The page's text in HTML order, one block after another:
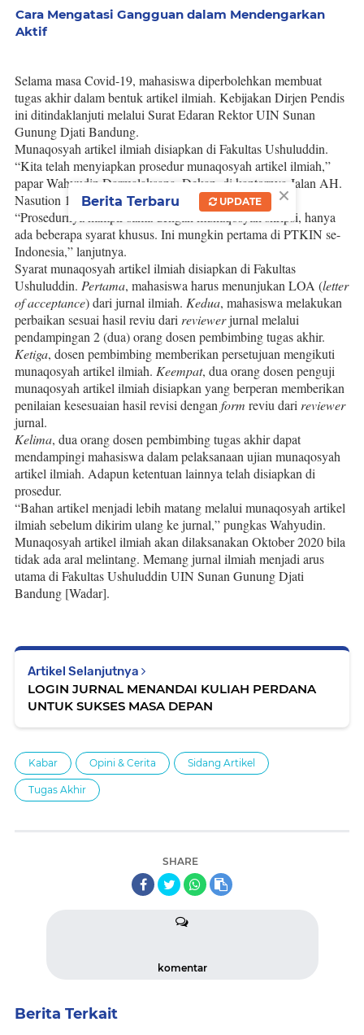
Cara Mengatasi Gangguan dalam Mendengarkan
Aktif
Selama masa Covid-19, mahasiswa diperbolehkan membuat
tugas akhir dalam bentuk artikel ilmiah. Kebijakan Dirjen Pendis
ini ditindaklanjuti melalui Surat Edaran Rektor UIN Sunan
Gunung Djati Bandung.
Munaqosyah artikel ilmiah disiapkan di Fakultas Ushuluddin.
“Kita telah menyiapkan prosedur munaqosyah artikel ilmiah,”
papar Wahyudin Darmalaksana, Dekan, di kantornya Jalan AH.
Nasution 105 Bandung, Jum’at, 25 September 2020.
“Prosedurnya hampir sama dengan munaqosyah skripsi, hanya
ada beberapa syarat khusus. Ini mungkin pertama di PTKIN se-
Indonesia,” lanjutnya.
Syarat munaqosyah artikel ilmiah disiapkan di Fakultas
Ushuluddin. Pertama, mahasiswa harus menunjukan LOA (letter
of acceptance) dari jurnal ilmiah. Kedua, mahasiswa melakukan
perbaikan sesuai hasil reviu dari reviewerjurnal melalui
pendampingan 2 (dua) orang dosen pembimbing tugas akhir.
Ketiga, dosen pembimbing memberikan persetujuan mengikuti
munaqosyah artikel ilmiah. Keempat, dua orang dosen penguji
munaqosyah artikel ilmiah disiapkan yang berperan memberikan
penilaian kesesuaian hasil revisi dengan form reviu dari reviewer
jurnal.
Kelima, dua orang dosen pembimbing tugas akhir dapat
mendampingi mahasiswa dalam pelaksanaan ujian munaqosyah
artikel ilmiah. Adapun ketentuan lainnya telah disiapkan di
prosedur.
“Bahan artikel menjadi lebih matang melalui munaqosyah artikel
ilmiah sebelum dikirim ulang ke jurnal,” pungkas Wahyudin.
Munaqosyah artikel ilmiah akan dilaksanakan Oktober 2020 bila
tidak ada aral melintang. Memang jurnal ilmiah menjadi arus
utama di Fakultas Ushuluddin UIN Sunan Gunung Djati
Bandung [Wadar].
Artikel Selanjutnya
LOGIN JURNAL MENANDAI KULIAH PERDANA
UNTUK SUKSES MASA DEPAN
Kabar Opini & Cerita Sidang Artikel
Tugas Akhir
SHARE
komentar
Berita Terkait
×
Berita Terbaru UPDATE